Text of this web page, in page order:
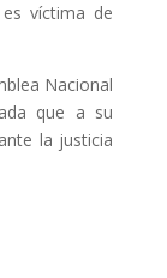
víctima de
Nacional
que a su
la justicia